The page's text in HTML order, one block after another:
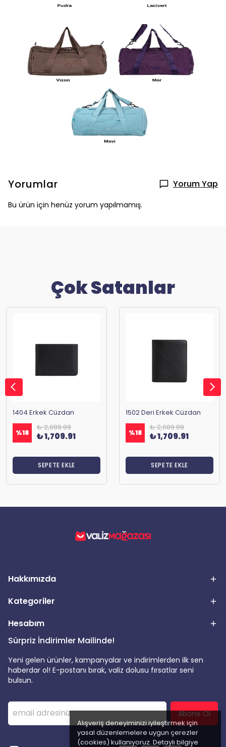
Alışveriş deneyiminizi iyileştirmek için
yasal düzenlemelere uygun çerezler
(cookies) kullanıyoruz. Detaylı bilgiye
Yorumlar Yorum Yap
Bu ürün için henüz yorum yapılmamış.
Çok Satanlar
1404 Erkek Cüzdan
%18
₺ 2,089.89
₺ 1,709.91
SEPETE EKLE
1502 Deri Erkek Cüzdan
%18
₺ 2,089.89
₺ 1,709.91
SEPETE EKLE
Hakkımızda
Kategoriler
Hesabım
Sürpriz İndirimler Mailinde!
Yeni gelen ürünler, kampanyalar ve indirimlerden ilk sen
haberdar ol! E-postanı bırak, valiz dolusu fırsatlar seni
bulsun.
Abone Ol